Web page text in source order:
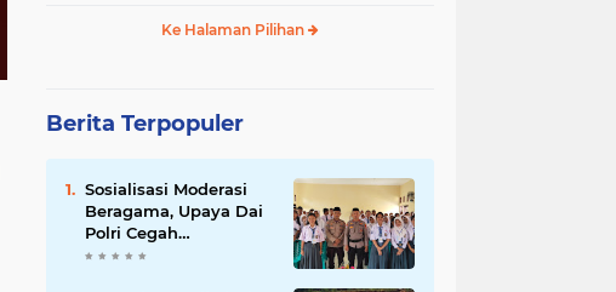
Ke Halaman Pilihan
Berita Terpopuler
Sosialisasi Moderasi
Beragama, Upaya Dai
Polri Cegah
Radikalisme di